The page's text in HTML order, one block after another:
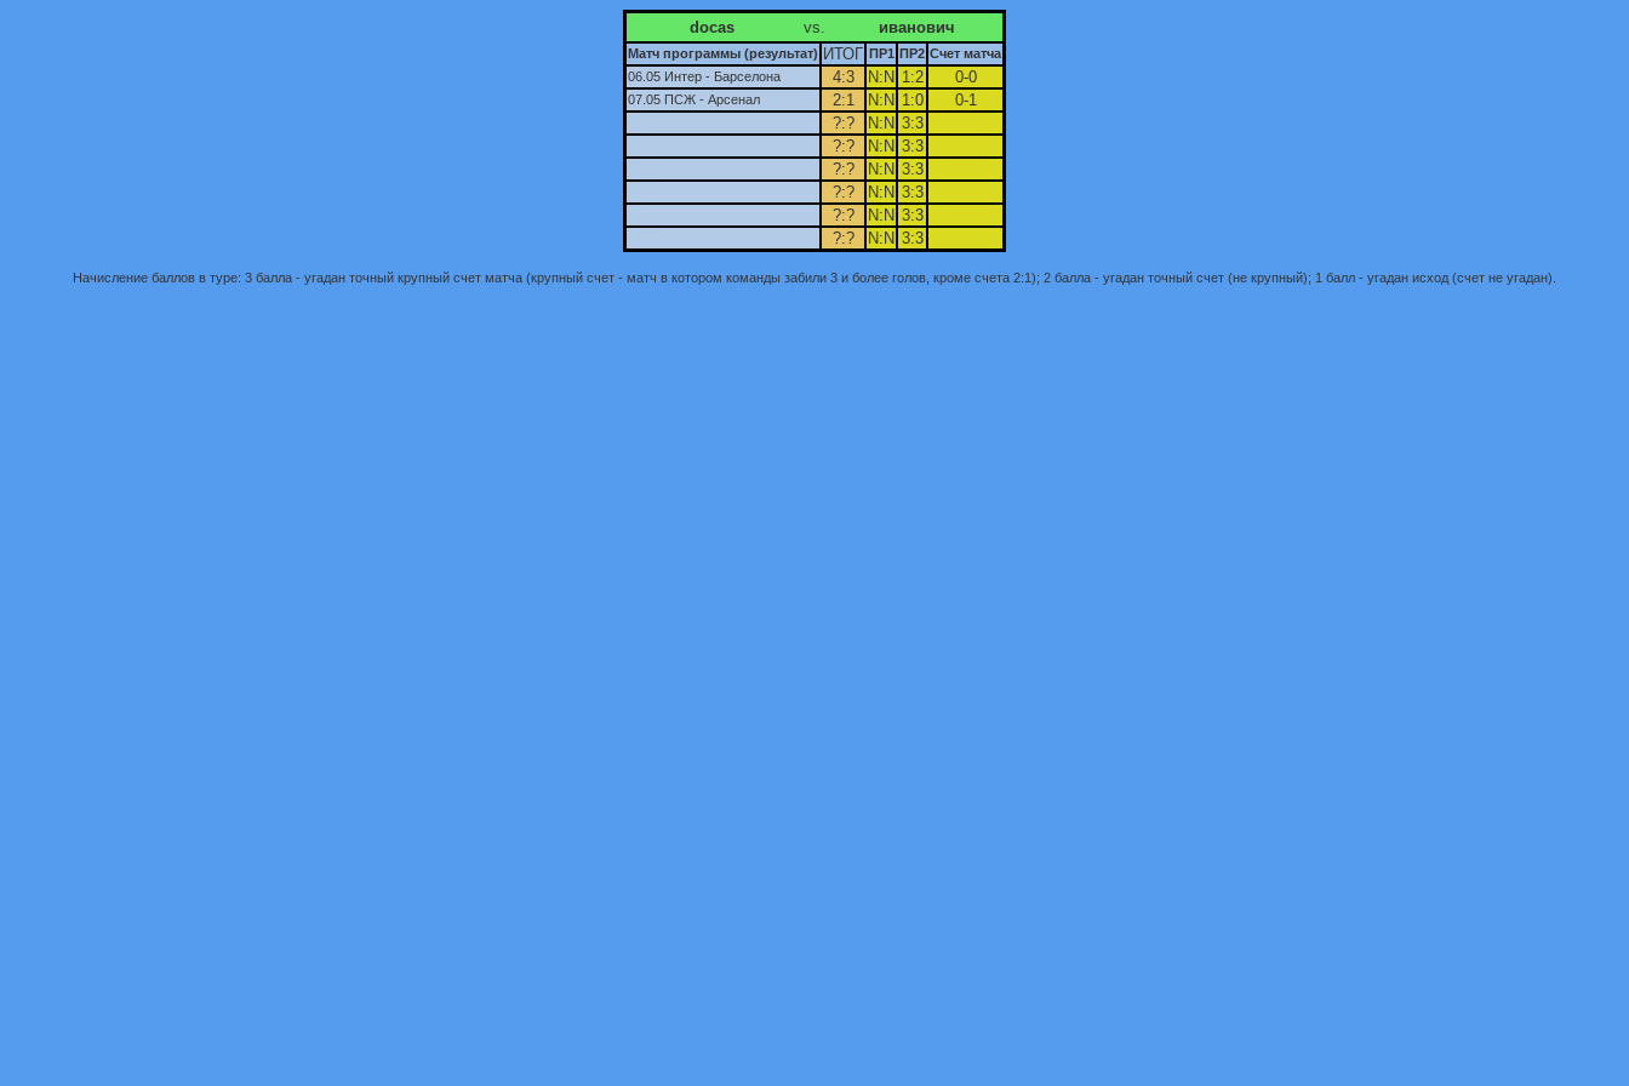
docas vs. иванович
Матч программы (результат) ИТОГ ПР1 ПР2 Счет матча
06.05 Интер - Барселона
4:3 N:N 1:2 0-0
07.05 ПСЖ - Арсенал 2:1 N:N 1:0
0-1
?:?
N:N 3:3
?:?
N:N 3:3
?:?
N:N 3:3
?:?
N:N 3:3
?:?
N:N 3:3
?:?
N:N 3:3
Начисление баллов в туре: 3 балла - угадан точный крупный счет матча (крупный счет - матч в котором команды забили 3 и более голов, кроме счета 2:1); 2 балла - угадан точный счет (не крупный); 1 балл - угадан исход (счет не угадан).